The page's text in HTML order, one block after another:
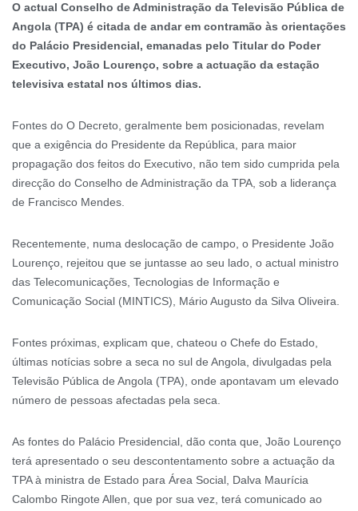
O actual Conselho de Administração da Televisão Pública de
Angola (TPA) é citada de andar em contramão às orientações
do Palácio Presidencial, emanadas pelo Titular do Poder
Executivo, João Lourenço, sobre a actuação da estação
televisiva estatal nos últimos dias.
Fontes do O Decreto, geralmente bem posicionadas, revelam
que a exigência do Presidente da República, para maior
propagação dos feitos do Executivo, não tem sido cumprida pela
direcção do Conselho de Administração da TPA, sob a liderança
de Francisco Mendes.
Recentemente, numa deslocação de campo, o Presidente João
Lourenço, rejeitou que se juntasse ao seu lado, o actual ministro
das Telecomunicações, Tecnologias de Informação e
Comunicação Social (MINTICS), Mário Augusto da Silva Oliveira.
Fontes próximas, explicam que, chateou o Chefe do Estado,
últimas notícias sobre a seca no sul de Angola, divulgadas pela
Televisão Pública de Angola (TPA), onde apontavam um elevado
número de pessoas afectadas pela seca.
As fontes do Palácio Presidencial, dão conta que, João Lourenço
terá apresentado o seu descontentamento sobre a actuação da
TPA à ministra de Estado para Área Social, Dalva Maurícia
Calombo Ringote Allen, que por sua vez, terá comunicado ao